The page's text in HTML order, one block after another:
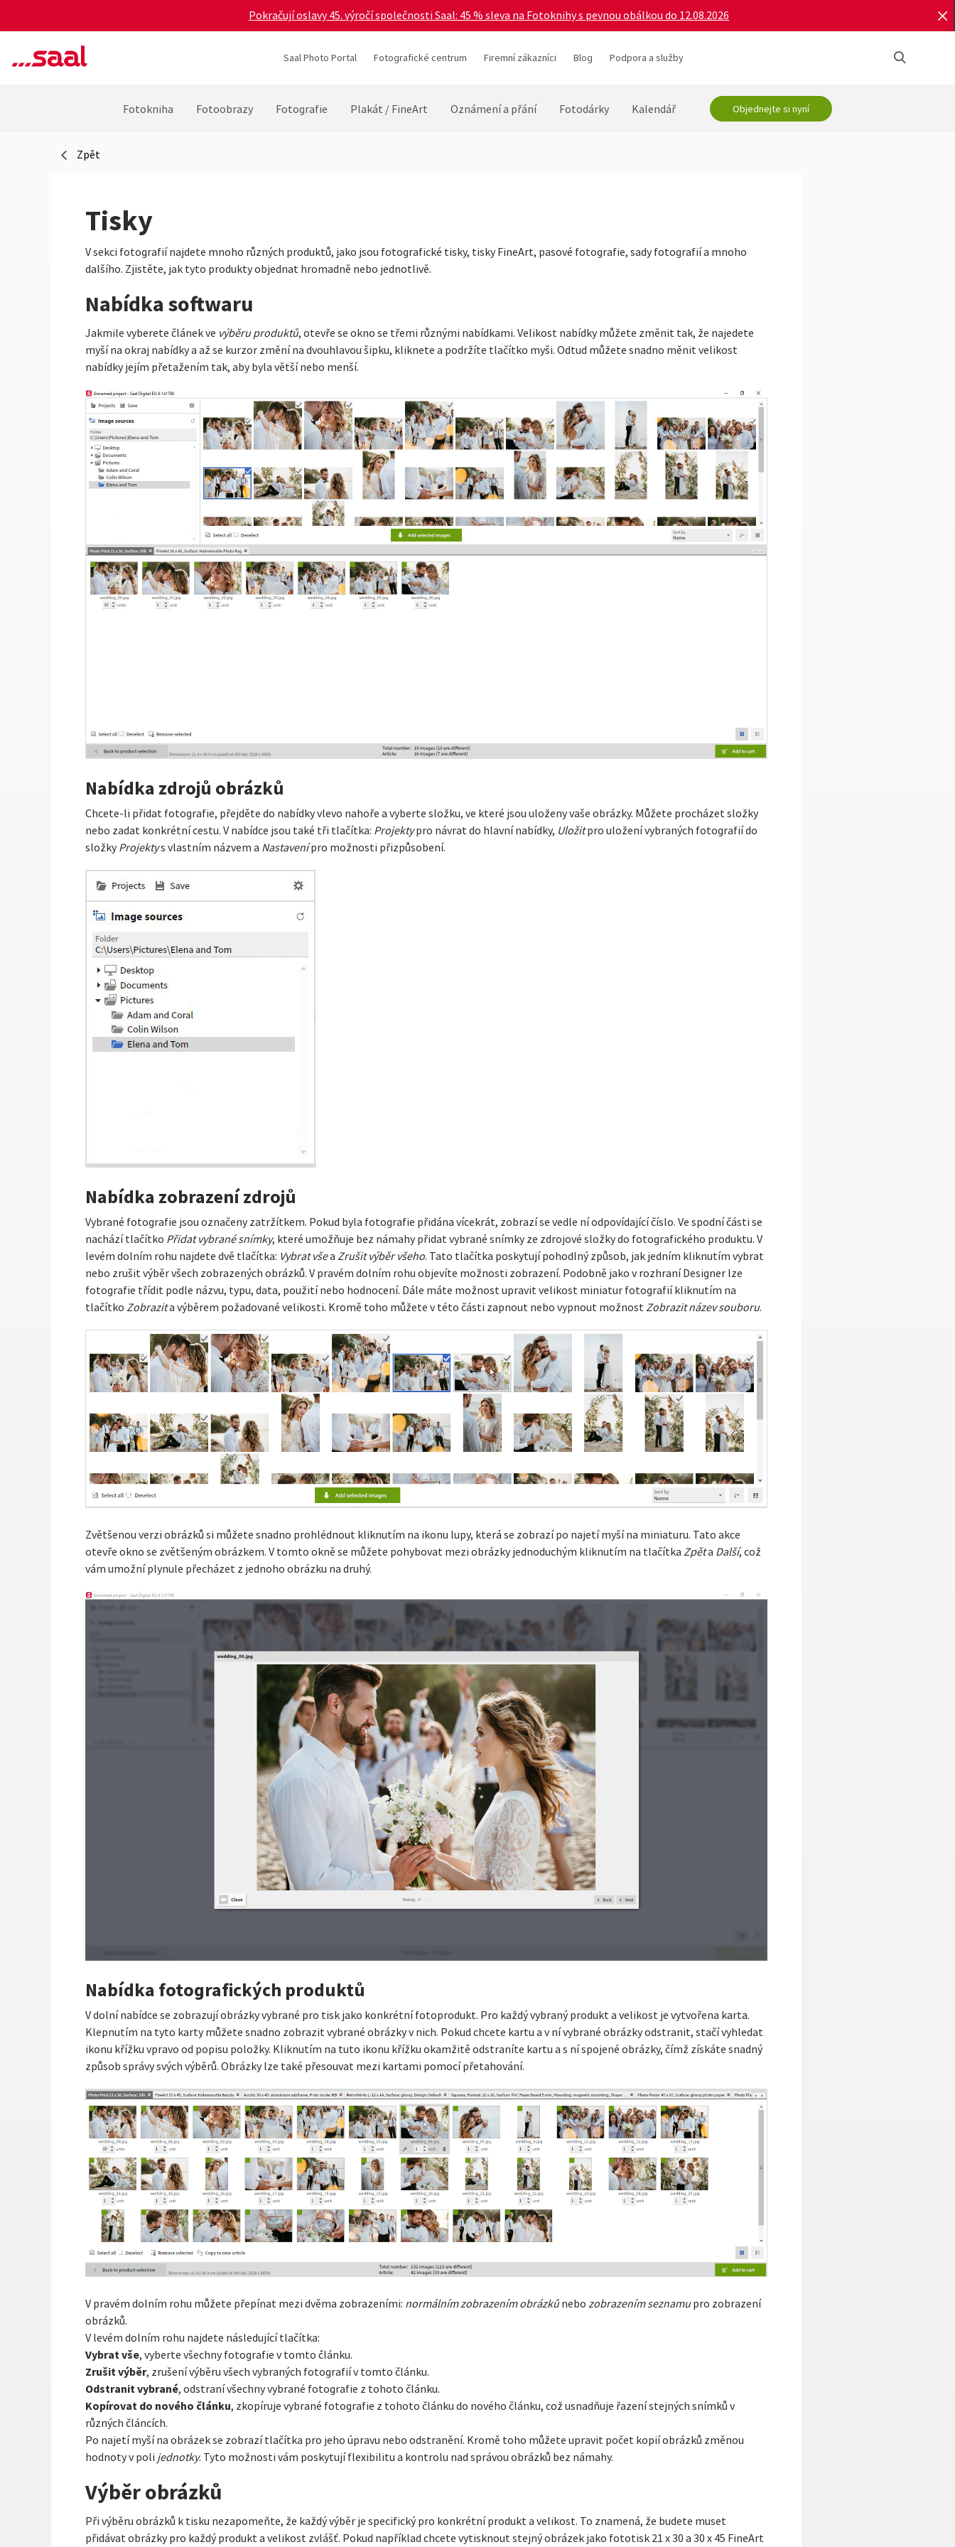
Pokračují oslavy 45. výročí společnosti Saal: 45 % sleva na Fotoknihy s pevnou obálkou do 12.08.2026
Saal Photo Portal Fotografické centrum Firemní zákazníci Blog Podpora a služby
Fotokniha Fotoobrazy Fotografie Plakát / FineArt Oznámení a přání Fotodárky Kalendář Objednejte si nyní
Zpět
Tisky
V sekci fotografií najdete mnoho různých produktů, jako jsou fotografické tisky, tisky FineArt, pasové fotografie, sady fotografií a mnoho
dalšího. Zjistěte, jak tyto produkty objednat hromadně nebo jednotlivě.
Nabídka softwaru
Jakmile vyberete článek ve výběru produktů, otevře se okno se třemi různými nabídkami. Velikost nabídky můžete změnit tak, že najedete
myší na okraj nabídky a až se kurzor změní na dvouhlavou šipku, kliknete a podržíte tlačítko myši. Odtud můžete snadno měnit velikost
nabídky jejím přetažením tak, aby byla větší nebo menší.
Nabídka zdrojů obrázků
Chcete-li přidat fotografie, přejděte do nabídky vlevo nahoře a vyberte složku, ve které jsou uloženy vaše obrázky. Můžete procházet složky
nebo zadat konkrétní cestu. V nabídce jsou také tři tlačítka: Projektypro návrat do hlavní nabídky, Uložitpro uložení vybraných fotografií do
složkyProjektys vlastním názvem a Nastavenípro možnosti přizpůsobení.
Nabídka zobrazení zdrojů
Vybrané fotografie jsou označeny zatržítkem. Pokud byla fotografie přidána vícekrát, zobrazí se vedle ní odpovídající číslo. Ve spodní části se
nachází tlačítko Přidat vybrané snímky, které umožňuje bez námahy přidat vybrané snímky ze zdrojové složky do fotografického produktu. V
levém dolním rohu najdete dvě tlačítka: Vybrat všea Zrušit výběr všeho. Tato tlačítka poskytují pohodlný způsob, jak jedním kliknutím vybrat
nebo zrušit výběr všech zobrazených obrázků. V pravém dolním rohu objevíte možnosti zobrazení. Podobně jako v rozhraní Designer lze
fotografie třídit podle názvu, typu, data, použití nebo hodnocení. Dále máte možnost upravit velikost miniatur fotografií kliknutím na
tlačítko Zobrazita výběrem požadované velikosti. Kromě toho můžete v této části zapnout nebo vypnout možnostZobrazit název souboru.
Zvětšenou verzi obrázků si můžete snadno prohlédnout kliknutím na ikonu lupy, která se zobrazí po najetí myší na miniaturu. Tato akce
otevře okno se zvětšeným obrázkem. V tomto okně se můžete pohybovat mezi obrázky jednoduchým kliknutím na tlačítka Zpěta Další, což
vám umožní plynule přecházet z jednoho obrázku na druhý.
Nabídka fotografických produktů
V dolní nabídce se zobrazují obrázky vybrané pro tisk jako konkrétní fotoprodukt. Pro každý vybraný produkt a velikost je vytvořena karta.
Klepnutím na tyto karty můžete snadno zobrazit vybrané obrázky v nich. Pokud chcete kartu a v ní vybrané obrázky odstranit, stačí vyhledat
ikonu křížku vpravo od popisu položky. Kliknutím na tuto ikonu křížku okamžitě odstraníte kartu a s ní spojené obrázky, čímž získáte snadný
způsob správy svých výběrů. Obrázky lze také přesouvat mezi kartami pomocí přetahování.
V pravém dolním rohu můžete přepínat mezi dvěma zobrazeními: normálním zobrazením obrázkůnebo zobrazením seznamupro zobrazení
obrázků.
V levém dolním rohu najdete následující tlačítka:
Vybrat vše, vyberte všechny fotografie v tomto článku.
Zrušit výběr, zrušení výběru všech vybraných fotografií v tomto článku.
Odstranit vybrané, odstraní všechny vybrané fotografie z tohoto článku.
Kopírovat do nového článku, zkopíruje vybrané fotografie z tohoto článku do nového článku, což usnadňuje řazení stejných snímků v
různých článcích.
Po najetí myší na obrázek se zobrazí tlačítka pro jeho úpravu nebo odstranění. Kromě toho můžete upravit počet kopií obrázků změnou
hodnoty v poli jednotky. Tyto možnosti vám poskytují flexibilitu a kontrolu nad správou obrázků bez námahy.
Výběr obrázků
Při výběru obrázků k tisku nezapomeňte, že každý výběr je specifický pro konkrétní produkt a velikost. To znamená, že budete muset
přidávat obrázky pro každý produkt a velikost zvlášť. Pokud například chcete vytisknout stejný obrázek jako fototisk 21 x 30 a 30 x 45 FineArt